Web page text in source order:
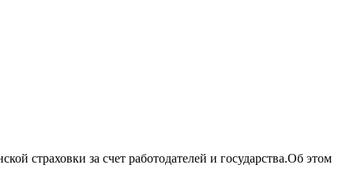
страховки за счет работодателей и государства.Об этом